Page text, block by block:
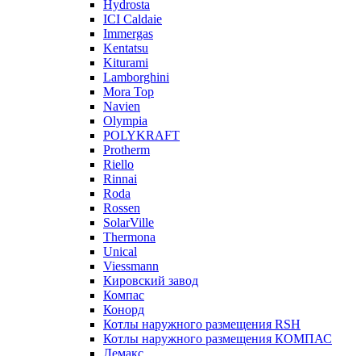
Hydrosta
ICI Caldaie
Immergas
Kentatsu
Kiturami
Lamborghini
Mora Top
Navien
Olympia
POLYKRAFT
Protherm
Riello
Rinnai
Roda
Rossen
SolarVille
Thermona
Unical
Viessmann
Кировский завод
Компас
Конорд
Котлы наружного размещения RSH
Котлы наружного размещения КОМПАС
Лемакс